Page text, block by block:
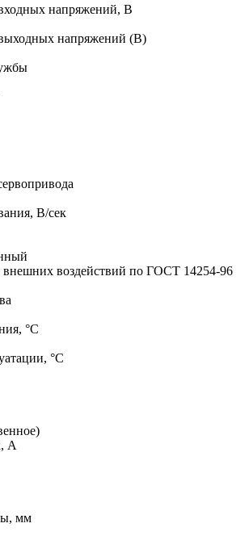
напряжений, В
напряжений (В)
В/сек
внешних воздействий по ГОСТ 14254-96
°С
°С
А
мм